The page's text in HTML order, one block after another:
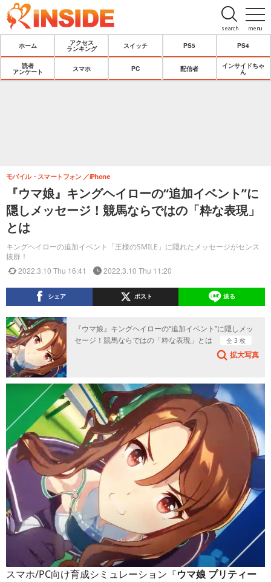
menu
search
ホーム
アクセス
ランキング
スイッチ PS5 PS4
読者
アンケート
スマホ PC 配信者
インサイドちゃ
ん
『ウマ娘』キングヘイローの“追加イベント”に
隠しメッセージ！競馬ならではの「粋な表現」
とは
キングヘイローの追加イベント「王様のSMILE」に隠れたメッセージがセンス
抜群！
モバイル・スマートフォン iPhone
2022.3.10 Thu 16:41 2022.3.10 Thu 11:20
シェア ポスト 送る
『ウマ娘』キングヘイローの“追加イベント”に隠しメッ
セージ！競馬ならではの「粋な表現」とは
全 3 枚
拡大写真
スマホ/PC向け育成シミュレーション『ウマ娘 プリティー